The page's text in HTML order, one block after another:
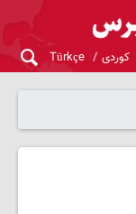
کوردی Türkçe